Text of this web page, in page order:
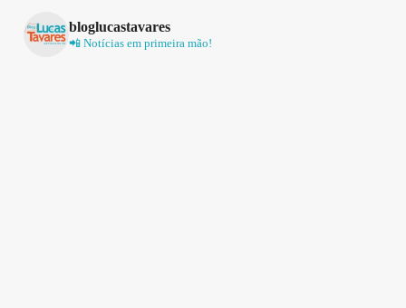
bloglucastavares
📲 Notícias em primeira mão!